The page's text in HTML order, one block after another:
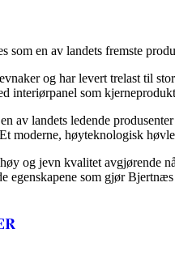
som en av landets fremste
og har levert trelast til
interiørpanel som
av landets ledende
moderne, høyteknologisk
og jevn kvalitet avgjørende
egenskapene som gjør